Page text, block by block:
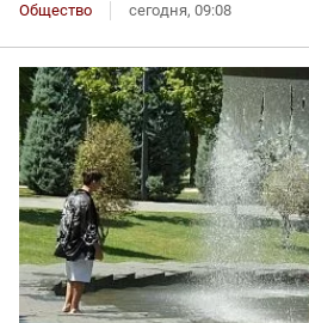
Общество сегодня, 09:08